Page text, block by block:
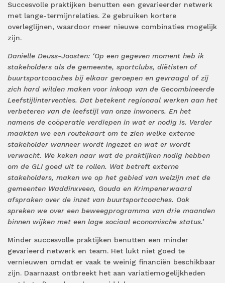
Succesvolle praktijken benutten een gevarieerder netwerk
met lange-termijnrelaties. Ze gebruiken kortere
overleglijnen, waardoor meer nieuwe combinaties mogelijk
zijn.
Danielle Deuss-Joosten: ‘Op een gegeven moment heb ik
stakeholders als de gemeente, sportclubs, diëtisten of
buurtsportcoaches bij elkaar geroepen en gevraagd of zij
zich hard wilden maken voor inkoop van de Gecombineerde
Leefstijlinterventies. Dat betekent regionaal werken aan het
verbeteren van de leefstijl van onze inwoners. En het
namens de coöperatie verdiepen in wat er nodig is. Verder
maakten we een routekaart om te zien welke externe
stakeholder wanneer wordt ingezet en wat er wordt
verwacht. We keken naar wat de praktijken nodig hebben
om de GLI goed uit te rollen. Wat betreft externe
stakeholders, maken we op het gebied van welzijn met de
gemeenten Waddinxveen, Gouda en Krimpenerwaard
afspraken over de inzet van buurtsportcoaches. Ook
spreken we over een beweegprogramma van drie maanden
binnen wijken met een lage sociaal economische status.’
Minder succesvolle praktijken benutten een minder
gevarieerd netwerk en team. Het lukt niet goed te
vernieuwen omdat er vaak te weinig financiën beschikbaar
zijn. Daarnaast ontbreekt het aan variatiemogelijkheden